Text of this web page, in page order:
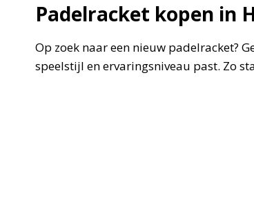
Padelracket kopen in
Op zoek naar een nieuw padelracket?
speelstijl en ervaringsniveau past. Zo